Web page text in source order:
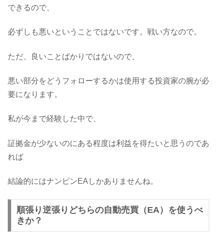
できるので、
必ずしも悪いということではないです。戦い方なので。
ただ、良いことばかりではないので、
悪い部分をどうフォローするかは使用する投資家の腕が必
要になります。
私が今まで経験した中で、
証拠金が少ないのにある程度は利益を得たいと思うのであ
れば
結論的にはナンピンEAしかありませんね。
順張り逆張りどちらの自動売買（EA）を使うべ
きか？